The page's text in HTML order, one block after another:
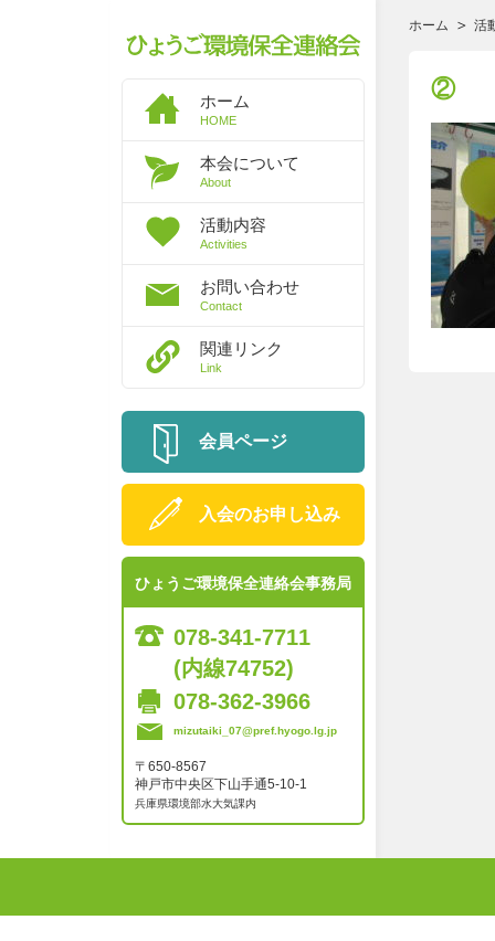
ホーム
HOME
本会について
About
活動内容
Activities
お問い合わせ
Contact
関連リンク
Link
会員ページ
入会のお申し込み
ひょうご環境保全連絡会事務局
078-341-7711
(内線74752)
078-362-3966
mizutaiki_07@pref.hyogo.lg.jp
〒650-8567
神戸市中央区下山手通5-10-1
兵庫県環境部水大気課内
ホーム 活
②